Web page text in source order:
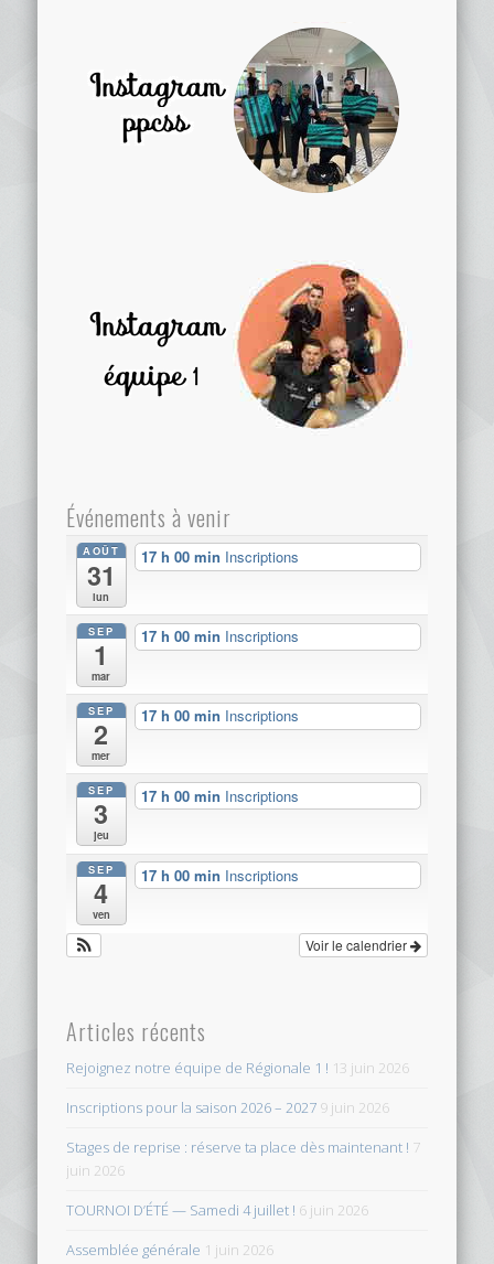
Événements à venir
AOÛT
31
lun
17 h 00 min Inscriptions
SEP
1
mar
17 h 00 min Inscriptions
SEP
2
mer
17 h 00 min Inscriptions
SEP
3
jeu
17 h 00 min Inscriptions
SEP
4
ven
17 h 00 min Inscriptions
Voir le calendrier
Articles récents
Rejoignez notre équipe de Régionale 1 ! 13 juin 2026
Inscriptions pour la saison 2026 – 2027 9 juin 2026
Stages de reprise : réserve ta place dès maintenant ! 7
juin 2026
TOURNOI D’ÉTÉ — Samedi 4 juillet ! 6 juin 2026
Assemblée générale 1 juin 2026